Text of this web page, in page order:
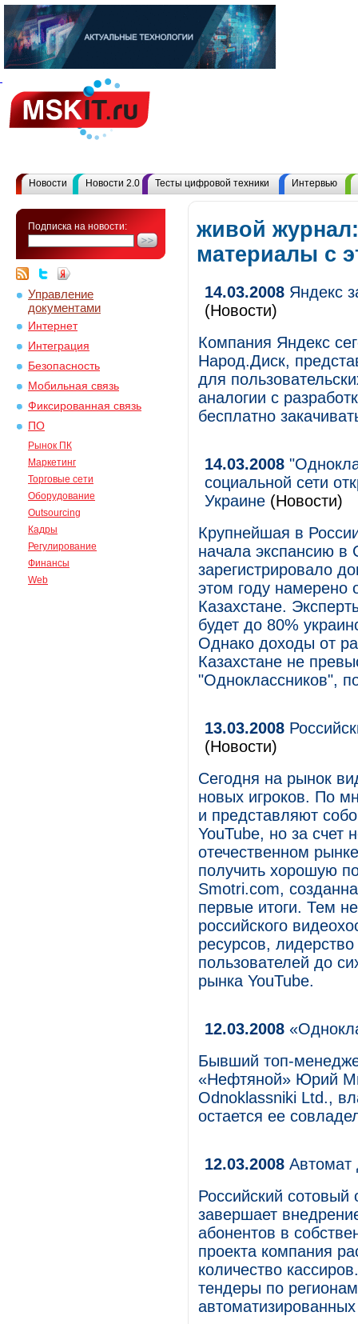
Новости Новости 2.0 Тесты цифровой техники Интервью
Подписка на новости:
Управление
документами
Интернет
Интеграция
Безопасность
Мобильная связь
Фиксированная связь
ПО
Рынок ПК
Маркетинг
Торговые сети
Оборудование
Outsourcing
Кадры
Регулирование
Финансы
Web
живой
материалы с
14.03.2008 Яндекс
(Новости)
Компания Яндекс
Народ.Диск,
для
аналогии с
бесплатно
14.03.2008
социальной сети
Украине (Новости)
Крупнейшая в
начала экспансию
зарегистрировало
этом году намерено
Казахстане.
будет до 80%
Однако доходы от
Казахстане не
"Одноклассников",
13.03.2008
(Новости)
Сегодня на рынок
новых игроков. По
и представляют
YouTube, но за счет
отечественном
получить хорошую
Smotri.com,
первые итоги. Тем
российского
ресурсов,
пользователей до
рынка YouTube.
12.03.2008
Бывший топ-
«Нефтяной» Юрий
Odnoklassniki Ltd.,
остается ее
12.03.2008 Автомат
Российский
завершает
абонентов в
проекта компания
количество
тендеры по